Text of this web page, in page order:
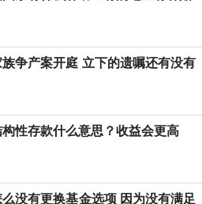
争产案开庭 立下的遗嘱还有没有
构性存款什么意思？收益会更高
没有更换基金选项 因为没有满足